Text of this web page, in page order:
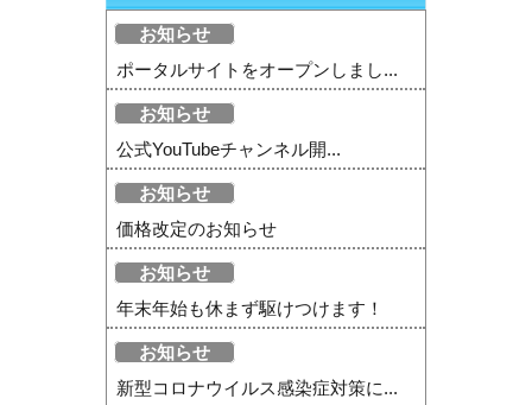
お知らせ
ポータルサイトをオープンしまし...
お知らせ
公式YouTubeチャンネル開...
お知らせ
価格改定のお知らせ
お知らせ
年末年始も休まず駆けつけます！
お知らせ
新型コロナウイルス感染症対策に...